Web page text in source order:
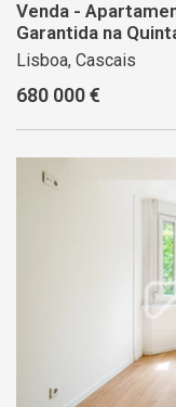
Venda -
Garantida na
Lisboa, Cascais
680 000 €